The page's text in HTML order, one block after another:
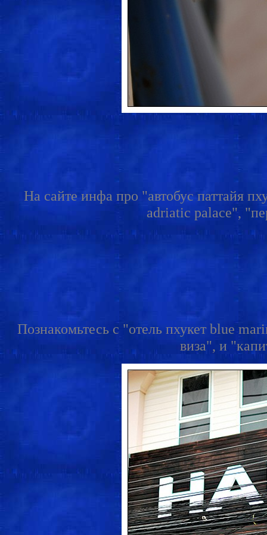
На сайте инфа про "автобус паттайя
adriatic palace",
Познакомьтесь с "отель пхукет blue
виза", и